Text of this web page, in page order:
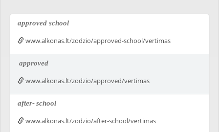
approved school
www.alkonas.lt/zodzio/approved-school/vertimas
approved
www.alkonas.lt/zodzio/approved/vertimas
after-school
www.alkonas.lt/zodzio/after-school/vertimas